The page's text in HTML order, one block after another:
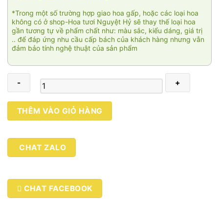
*Trong một số trường hợp giao hoa gấp, hoặc các loại hoa
không có ở shop-Hoa tươi Nguyệt Hỷ sẽ thay thế loại hoa
gần tương tự về phẩm chất như: màu sắc, kiểu dáng, giá trị
.. để đáp ứng nhu cầu cấp bách của khách hàng nhưng vẫn
đảm bảo tính nghệ thuật của sản phẩm
Đại
trường
005
THÊM VÀO GIỎ HÀNG
CHAT ZALO
CHAT FACEBOOK